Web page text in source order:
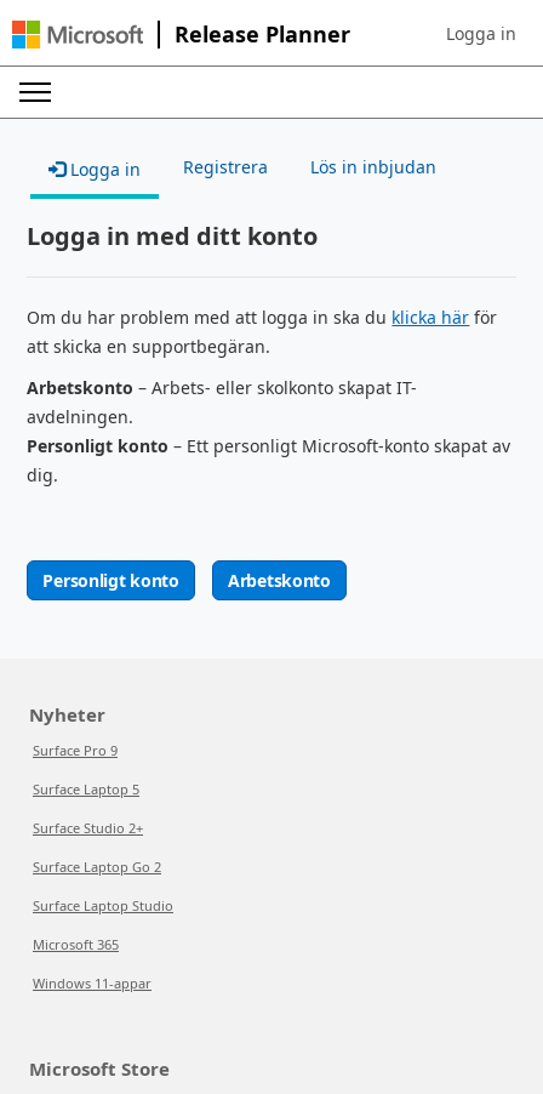
Release Planner Sign in to
Logga in
Logga in Registrera Lös in inbjudan
Logga in med ditt konto
Om du har problem med att logga in ska du klicka här för
att skicka en supportbegäran.
Arbetskonto – Arbets- eller skolkonto skapat IT-
avdelningen.
Personligt konto – Ett personligt Microsoft-konto skapat av
dig.
Personligt konto Arbetskonto
Nyheter
Surface Pro 9
Surface Laptop 5
Surface Studio 2+
Surface Laptop Go 2
Surface Laptop Studio
Microsoft 365
Windows 11-appar
Microsoft Store